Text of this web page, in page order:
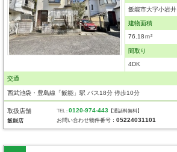
飯能市大字小岩井
建物面積
76.18ｍ²
間取り
4DK
交通
西武池袋・豊島線「飯能」駅 バス18分 停歩10分
取扱店舗
飯能店
TEL :0120-974-443 【通話料無料】
お問い合わせ物件番号：05224031101